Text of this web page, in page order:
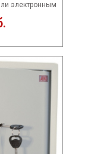
электронным